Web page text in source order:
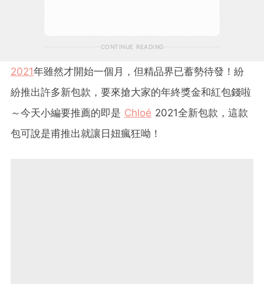
CONTINUE READING
2021年雖然才開始一個月，但精品界已蓄勢待發！紛
紛推出許多新包款，要來搶大家的年終獎金和紅包錢啦
～今天小編要推薦的即是 Chloé 2021全新包款，這款
包可說是甫推出就讓日妞瘋狂呦！